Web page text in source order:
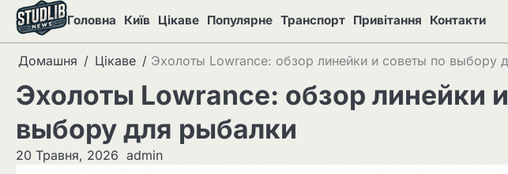
Перейти
вмісту
Головна Київ Цікаве Популярне Транспорт Привітання Контакти
Домашня Цікаве Эхолоты Lowrance: обзор линейки и советы по выбору
Эхолоты Lowrance: обзор линейки
выбору для рыбалки
20 Травня, 2026 admin